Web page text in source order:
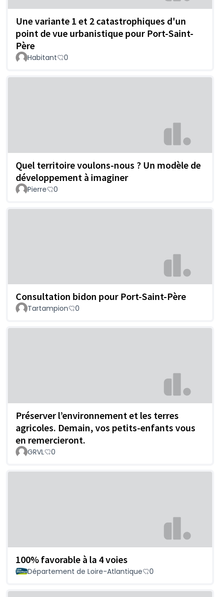
Une variante 1 et 2 catastrophiques d'un
point de vue urbanistique pour Port-Saint-
Père
Habitant 0
Quel territoire voulons-nous ? Un modèle de
développement à imaginer
Pierre 0
Consultation bidon pour Port-Saint-Père
Tartampion 0
Préserver l’environnement et les terres
agricoles. Demain, vos petits-enfants vous
en remercieront.
GRVL 0
100% favorable à la 4 voies
Département de Loire-Atlantique 0